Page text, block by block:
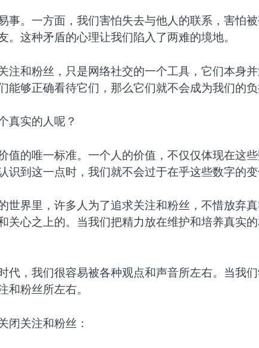
。一方面，我们害怕失去与他人的联系，害怕
这种矛盾的心理让我们陷入了两难的境地。
注和粉丝，只是网络社交的一个工具，它们本身
够正确看待它们，那么它们就不会成为我们的负
真实的人呢？
的唯一标准。一个人的价值，不仅仅体现在这些
到这一点时，我们就不会过于在乎这些数字的变
界里，许多人为了追求关注和粉丝，不惜放弃
关心之上的。当我们把精力放在维护和培养真实
代，我们很容易被各种观点和声音所左右。当我
粉丝所左右。
闭关注和粉丝：